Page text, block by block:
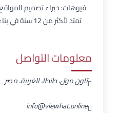
فيوهات: خبراء تصميم
تمتد لأكثر من 12 سنة في بناء الهوية الرقمية للشركات.
معلومات التواصل
تاون مول، طنطا، الغربية، مصر
info@viewhat.online